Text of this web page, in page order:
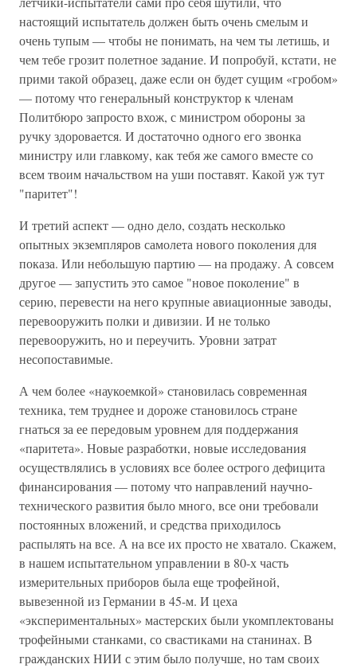
настоящий испытатель должен быть очень смелым и
очень тупым — чтобы не понимать, на чем ты летишь, и
чем тебе грозит полетное задание. И попробуй, кстати, не
прими такой образец, даже если он будет сущим «гробом»
— потому что генеральный конструктор к членам
Политбюро запросто вхож, с министром обороны за
ручку здоровается. И достаточно одного его звонка
министру или главкому, как тебя же самого вместе со
всем твоим начальством на уши поставят. Какой уж тут
"паритет"!
И третий аспект — одно дело, создать несколько
опытных экземпляров самолета нового поколения для
показа. Или небольшую партию — на продажу. А совсем
другое — запустить это самое "новое поколение" в
серию, перевести на него крупные авиационные заводы,
перевооружить полки и дивизии. И не только
перевооружить, но и переучить. Уровни затрат
несопоставимые.
А чем более «наукоемкой» становилась современная
техника, тем труднее и дороже становилось стране
гнаться за ее передовым уровнем для поддержания
«паритета». Новые разработки, новые исследования
осуществлялись в условиях все более острого дефицита
финансирования — потому что направлений научно-
технического развития было много, все они требовали
постоянных вложений, и средства приходилось
распылять на все. А на все их просто не хватало. Скажем,
в нашем испытательном управлении в 80-х часть
измерительных приборов была еще трофейной,
вывезенной из Германии в 45-м. И цеха
«экспериментальных» мастерских были укомплектованы
трофейными станками, со свастиками на станинах. В
гражданских НИИ с этим было получше, но там своих